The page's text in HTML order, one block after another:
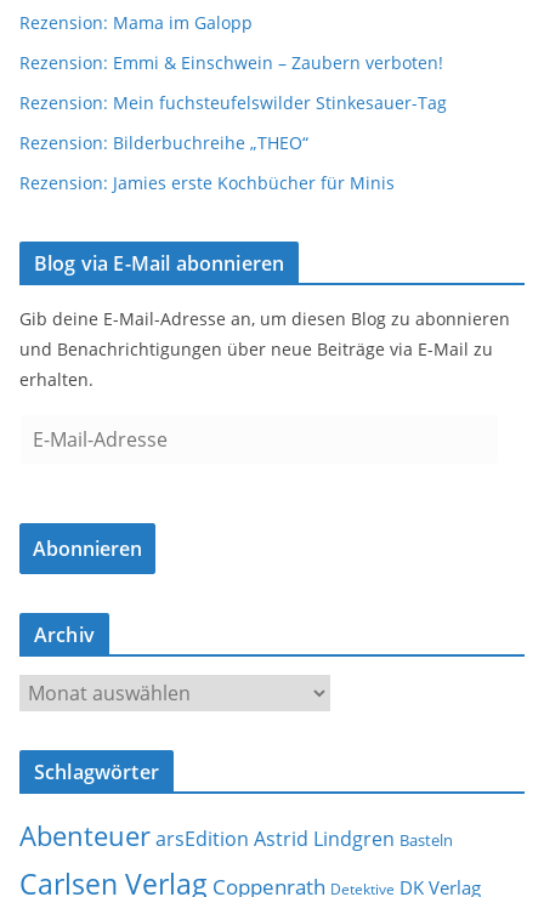
Rezension: Mama im Galopp
Rezension: Emmi & Einschwein – Zaubern verboten!
Rezension: Mein fuchsteufelswilder Stinkesauer-Tag
Rezension: Bilderbuchreihe „THEO“
Rezension: Jamies erste Kochbücher für Minis
Blog via E-Mail abonnieren
Gib deine E-Mail-Adresse an, um diesen Blog zu abonnieren
und Benachrichtigungen über neue Beiträge via E-Mail zu
erhalten.
a
l
-
d
s
e
Abonnieren
Archiv
r
c
v
Schlagwörter
AbenteuerarsEdition Astrid Lindgren Basteln
Carlsen Verlag Coppenrath Detektive DK Verlag